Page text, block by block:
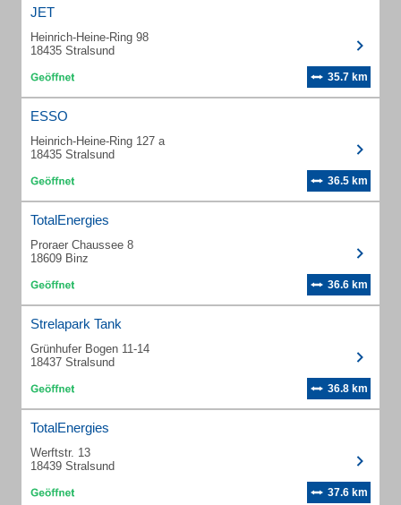
JET
Heinrich-Heine-Ring 98
18435 Stralsund
35.7 km
ESSO
Heinrich-Heine-Ring 127 a
18435 Stralsund
36.5 km
TotalEnergies
Proraer Chaussee 8
18609 Binz
36.6 km
Strelapark Tank
Grünhufer Bogen 11-14
18437 Stralsund
36.8 km
TotalEnergies
Werftstr. 13
18439 Stralsund
37.6 km